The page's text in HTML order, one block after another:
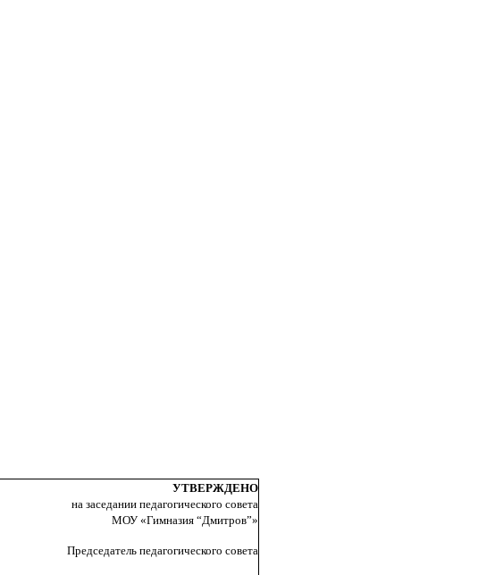
УТВЕРЖДЕНО
на заседании педагогического совета
МОУ «Гимназия “Дмитров”»
Председатель педагогического совета